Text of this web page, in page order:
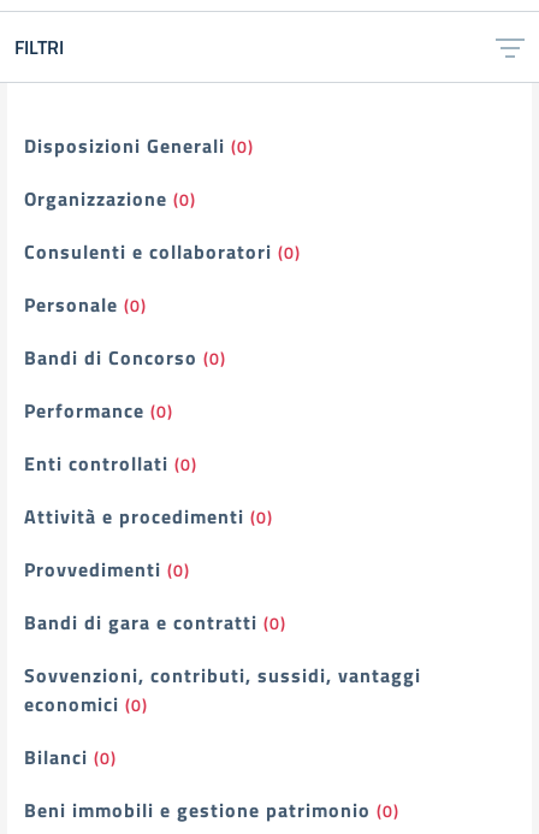
FILTRI
Filtri
Disposizioni Generali (0)
Organizzazione (0)
Consulenti e collaboratori (0)
Personale (0)
Bandi di Concorso (0)
Performance (0)
Enti controllati (0)
Attività e procedimenti (0)
Provvedimenti (0)
Bandi di gara e contratti (0)
Sovvenzioni, contributi, sussidi, vantaggi
economici (0)
Bilanci (0)
Beni immobili e gestione patrimonio (0)